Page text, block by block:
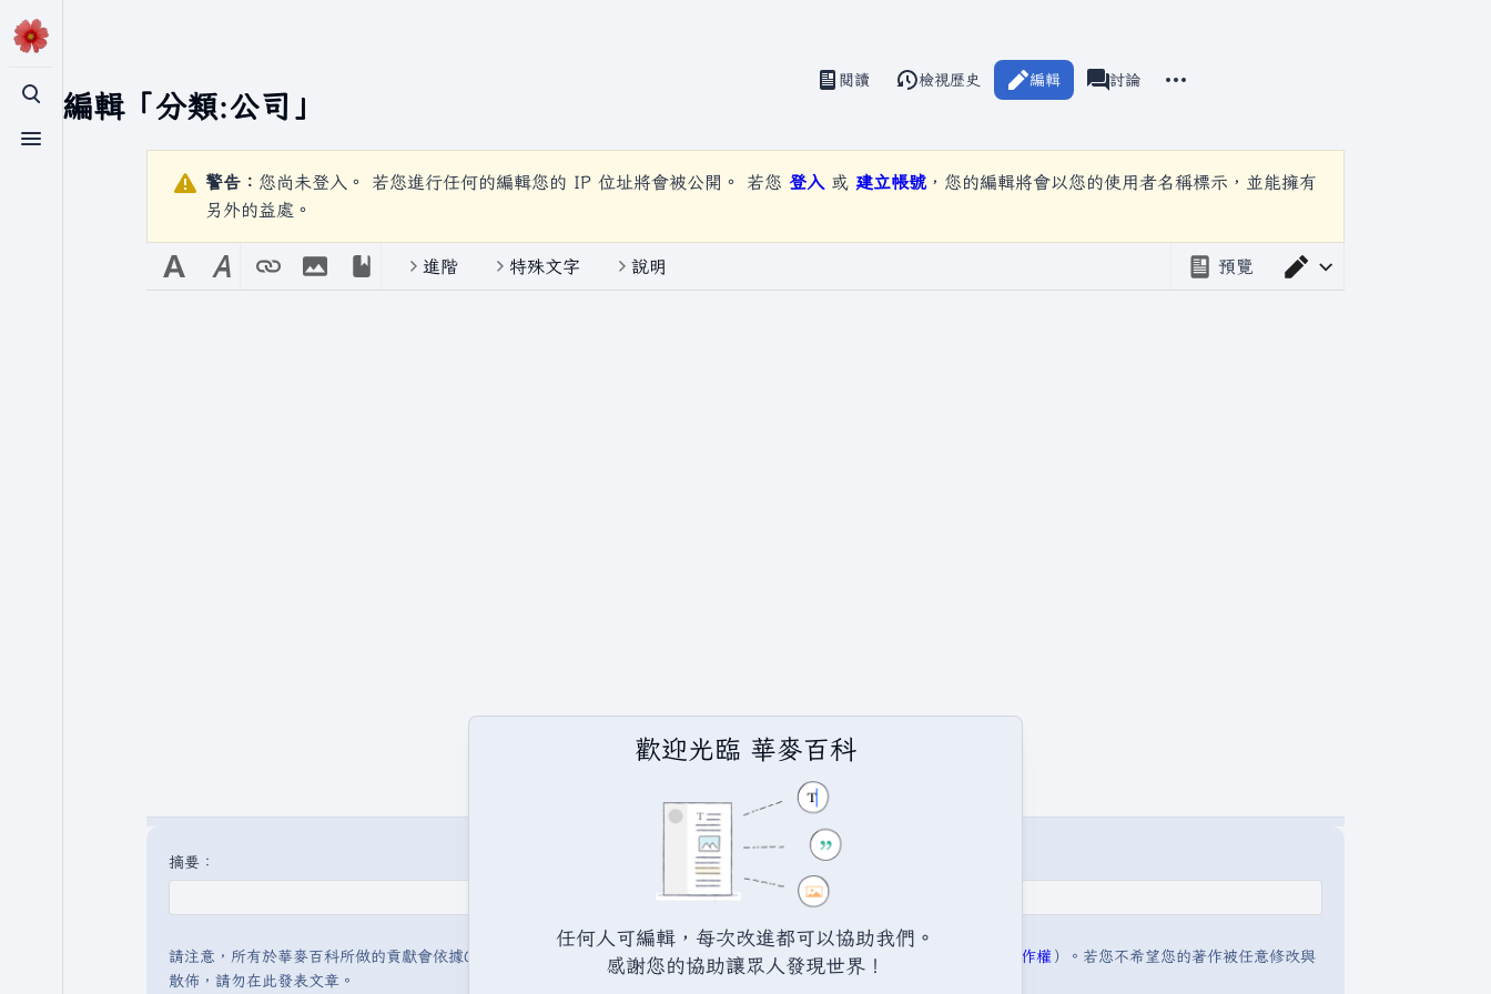
切換搜尋
切換選單
正在編輯「分類:公司 」
視圖閱讀 編輯
檢視歷史 associated-pages
分類
討論
警告： 您尚未登入。 若您進行任何的編輯您的 IP 位址將會被公開。 若您 登入 或 建立帳號 ，您的編輯將會以您的使用者名稱標示，並能擁有
另外的益處。
預覽
切換編輯器
進階 特殊文字 說明
摘要：
請注意，所有於華麥百科所做的貢獻會依據CC BY-SA（創用CC 姓名標示─相同方式分享）授權條款發佈（詳情請見 說明:著作權 ）。若您不希望您的著作被任意修改與
散佈，請勿在此發表文章。
歡迎光臨 華麥百科
任何人可編輯，每次改進都可以協助我們。
感謝您的協助讓眾人發現世界！